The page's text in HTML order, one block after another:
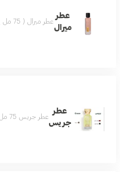
عطر
ميرال
عطر ميرال ( 75 مل ) عطر يستحقك عطر الجمال والشتاء تركيبة ساحرة تضفي لشتائك مزيجاً من التميز و الثبات.
عطر
جريس
عطر جريس 75 مل فاخر ورسمي وفواح ومميز مثالي للمناسبات الخاصة يجعلك تتألق بثقة مكوناته الراقية من التوت واللذر والزعفران تمنحك رائحة أنيقة تدوم طويلا اختيارك الأفضل للإطلالة المتكاملة